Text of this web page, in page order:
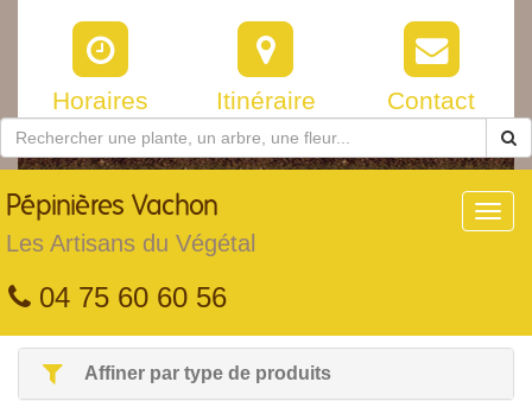
Horaires Itinéraire Contact
Pépinières Vachon
Les Artisans du Végétal
04 75 60 60 56
Affiner par type de produits